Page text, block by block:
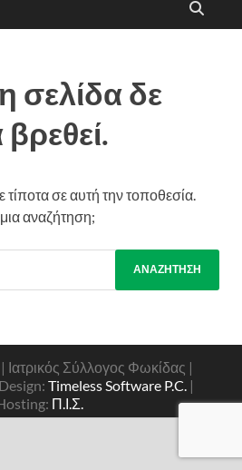
σελίδα δε
τίποτα σε αυτή την τοποθεσία.
αναζήτηση;
Σύλλογος Φωκίδας |
Timeless Software P.C. |
Π.Ι.Σ.